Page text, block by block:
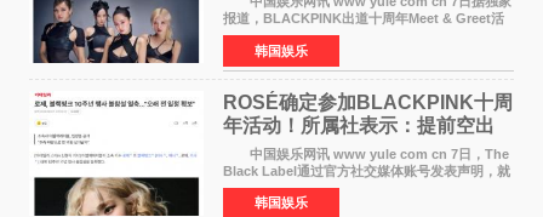
报道，BLACKPINK出道十周年Meet & Greet活
动将由智秀、ROS&Eacute;、JENNIE出席，
LISA将缺席。 此前BLACKPINK所属社YG并
未为组合出道十周年做
韩国娱乐
ROSÉ确定参加BLACKPINK十周
年活动！所属社表示：提前空出
了时间
中国娱乐网讯 www yule com cn 7日，The
Black Label通过官方社交媒体账号发表声明，就
近期网络上关于ROS&Eacute;个人行程及是否参
加BLACKPINK出道纪念活动的种种猜测作出正
韩国娱乐